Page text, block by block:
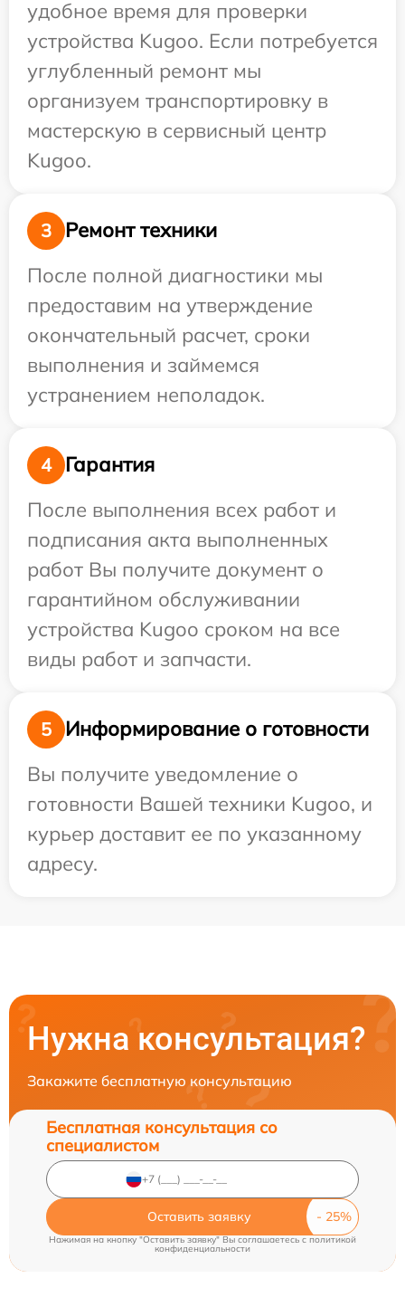
удобное время для проверки
устройства Kugoo. Если потребуется
углубленный ремонт мы
организуем транспортировку в
мастерскую в сервисный центр
Kugoo.
3
Ремонт техники
После полной диагностики мы
предоставим на утверждение
окончательный расчет, сроки
выполнения и займемся
устранением неполадок.
4
Гарантия
После выполнения всех работ и
подписания акта выполненных
работ Вы получите документ о
гарантийном обслуживании
устройства Kugoo сроком на все
виды работ и запчасти.
5
Информирование о готовности
Вы получите уведомление о
готовности Вашей техники Kugoo, и
курьер доставит ее по указанному
адресу.
Нужна консультация?
Закажите бесплатную консультацию
Бесплатная консультация со
специалистом
Оставить заявку
Нажимая на кнопку "Оставить заявку" Вы соглашаетесь cполитикой
конфиденциальности